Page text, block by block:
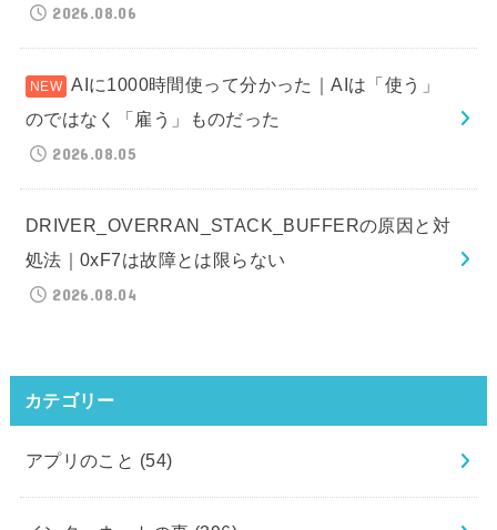
2026.08.06
AIに1000時間使って分かった｜AIは「使う」
のではなく「雇う」ものだった
2026.08.05
DRIVER_OVERRAN_STACK_BUFFERの原因と対
処法｜0xF7は故障とは限らない
2026.08.04
カテゴリー
アプリのこと (54)